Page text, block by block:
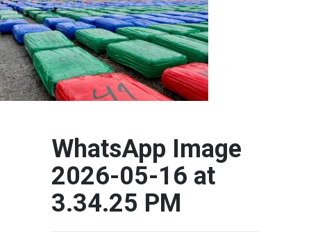
WhatsApp Image
2026-05-16 at
3.34.25 PM